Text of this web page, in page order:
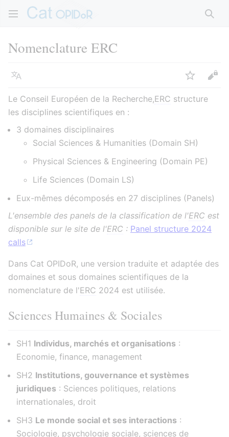
Nomenclature ERC
Langue Suivre
Le Conseil Européen de la Recherche,ERC structure
les disciplines scientifiques en :
3 domaines disciplinaires
Social Sciences & Humanities (Domain SH)
Physical Sciences & Engineering (Domain PE)
Life Sciences (Domain LS)
Eux-mêmes décomposés en 27 disciplines (Panels)
L'ensemble des panels de la classification de l'ERC est
disponible sur le site de l'ERC : Panel structure 2024
calls
Dans Cat OPIDoR, une version traduite et adaptée des
domaines et sous domaines scientifiques de la
nomenclature de l'ERC 2024 est utilisée.
Sciences Humaines & Sociales
SH1 Individus, marchés et organisations :
Economie, finance, management
SH2 Institutions, gouvernance et systèmes
juridiques : Sciences politiques, relations
internationales, droit
SH3 Le monde social et ses interactions :
Sociologie, psychologie sociale, sciences de